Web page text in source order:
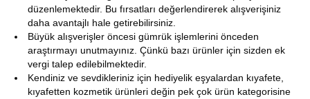
düzenlemektedir. Bu fırsatları değerlendirerek alışverişiniz
daha avantajlı hale getirebilirsiniz.
Büyük alışverişler öncesi gümrük işlemlerini önceden
araştırmayı unutmayınız. Çünkü bazı ürünler için sizden ek
vergi talep edilebilmektedir.
Kendiniz ve sevdikleriniz için hediyelik eşyalardan kıyafete,
kıyafetten kozmetik ürünleri değin pek çok ürün kategorisine